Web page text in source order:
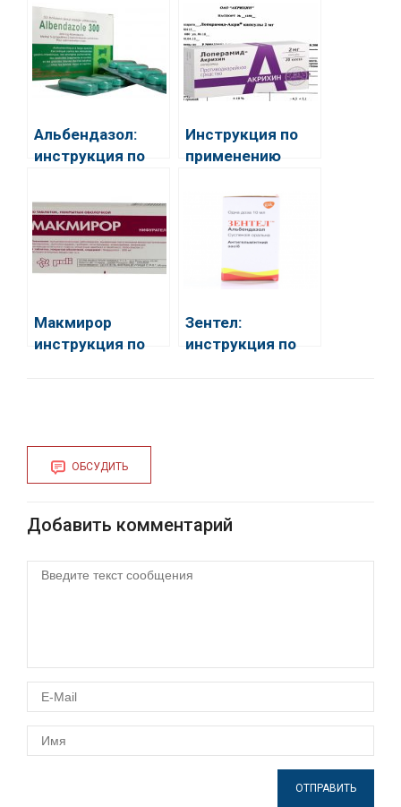
взрослых и
детей
Альбендазол:
инструкция по
людей
Инструкция по
применению
Лоперамид
акрихина
Макмирор
инструкция по
Зентел:
инструкция по
ОБСУДИТЬ
Добавить комментарий
ОТПРАВИТЬ